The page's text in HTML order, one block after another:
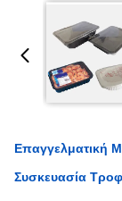
Επαγγελματική
Συσκευασία